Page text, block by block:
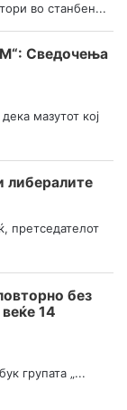
во станбен...
Сведочења
мазутот кој
либералите
претседателот
без
14
групата „...